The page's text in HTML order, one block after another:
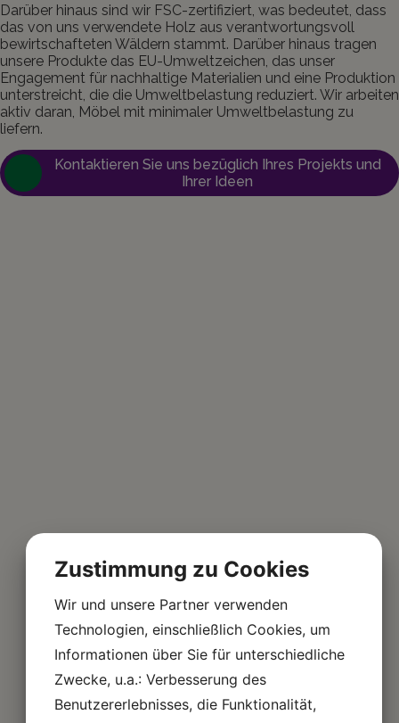
Darüber hinaus sind wir FSC-zertifiziert, was bedeutet, dass
das von uns verwendete Holz aus verantwortungsvoll
bewirtschafteten Wäldern stammt. Darüber hinaus tragen
unsere Produkte das EU-Umweltzeichen, das unser
Engagement für nachhaltige Materialien und eine Produktion
unterstreicht, die die Umweltbelastung reduziert. Wir arbeiten
aktiv daran, Möbel mit minimaler Umweltbelastung zu
liefern.
Kontaktieren Sie uns bezüglich Ihres Projekts und
Ihrer Ideen
Zustimmung zu Cookies
Wir und unsere Partner verwenden
Technologien, einschließlich Cookies, um
Informationen über Sie für unterschiedliche
Zwecke, u.a.: Verbesserung des
Benutzererlebnisses, die Funktionalität,